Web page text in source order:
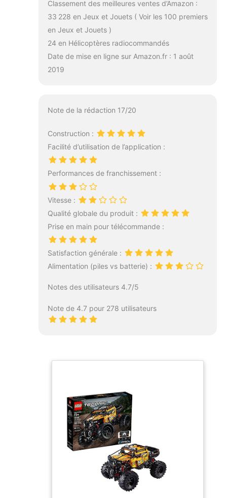
Classement des meilleures ventes d’Amazon :
33 228 en Jeux et Jouets ( Voir les 100 premiers
en Jeux et Jouets )
24 en Hélicoptères radiocommandés
Date de mise en ligne sur Amazon.fr : 1 août
2019
Note de la rédaction 17/20
Construction :
Facilité d’utilisation de l’application :
Performances de franchissement :
Vitesse :
Qualité globale du produit :
Prise en main pour télécommande :
Satisfaction générale :
Alimentation (piles vs batterie) :
Notes des utilisateurs 4.7/5
Note de 4.7 pour 278 utilisateurs